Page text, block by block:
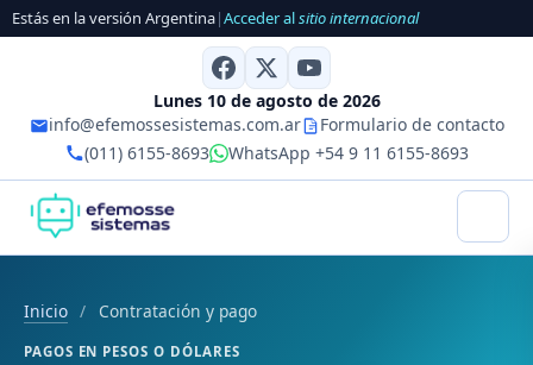
Estás en la versión Argentina|Acceder alsitio internacional
Lunes 10 de agosto de 2026
info@efemossesistemas.com.ar
Formulario de contacto
(011) 6155-8693
WhatsApp +54 9 11 6155-8693
Inicio / Contratación y pago
PAGOS EN PESOS O DÓLARES